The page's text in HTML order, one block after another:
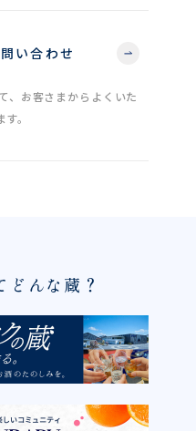
い合わせ
、お客さまからよくいた
。
どんな蔵？